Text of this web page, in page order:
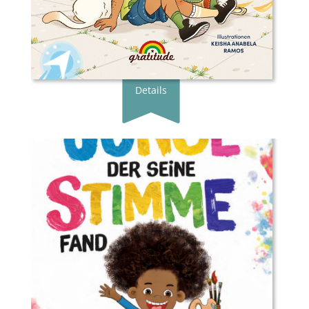
Erscheingsdatum: 07.10.26
zum Shop
Details
Buchautor*in:Tyler Gordon
Illustrator*in:
Tyler Gordon
Verlag:Gratitude Verlag
Bilderbuch
Gebunden